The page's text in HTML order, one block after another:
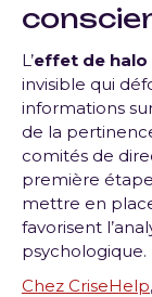
L’effet de halo
invisible qui
informations
de la
comités de
première
mettre en
favorisent
psychologique.
Chez CriseHelp